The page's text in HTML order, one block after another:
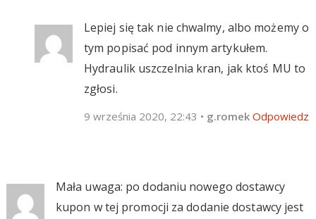
Lepiej się tak nie chwalmy, albo możemy o
tym popisać pod innym artykułem.
Hydraulik uszczelnia kran, jak ktoś MU to
zgłosi.
9 września 2020, 22:43 • g.romek Odpowiedz
Mała uwaga: po dodaniu nowego dostawcy
kupon w tej promocji za dodanie dostawcy jest